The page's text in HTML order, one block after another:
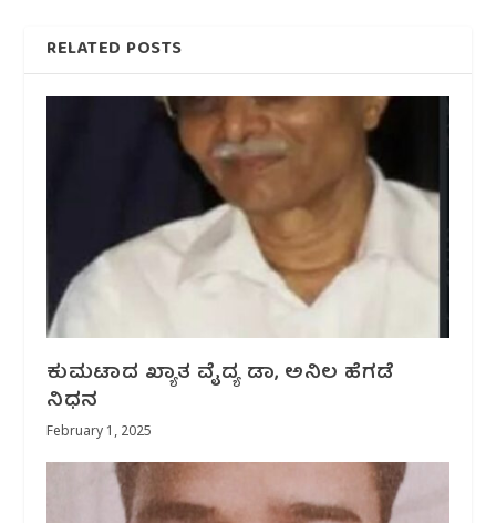
RELATED POSTS
ಕುಮಟಾದ ಖ್ಯಾತ ವೈದ್ಯ ಡಾ, ಅನಿಲ ಹೆಗಡೆ
ನಿಧನ
February 1, 2025